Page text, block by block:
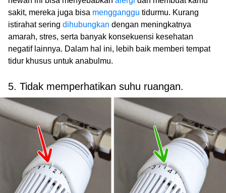
sakit, mereka juga bisa mengganggu tidurmu. Kurang
istirahat sering dihubungkan dengan meningkatnya
amarah, stres, serta banyak konsekuensi kesehatan
negatif lainnya. Dalam hal ini, lebih baik memberi tempat
tidur khusus untuk anabulmu.
5. Tidak memperhatikan suhu ruangan.